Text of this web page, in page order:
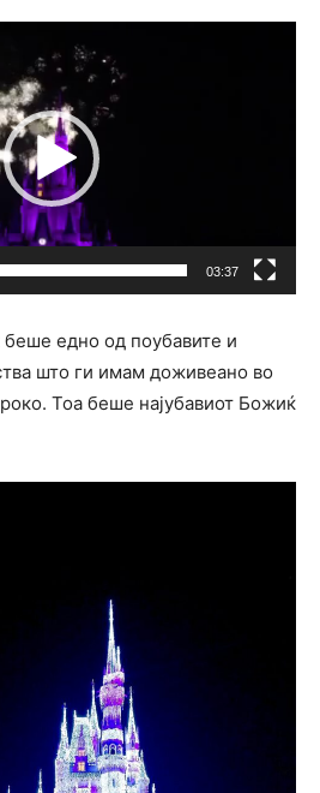
03:37
беше едно од поубавите и
што ги имам доживеано во
Тоа беше најубавиот Божиќ